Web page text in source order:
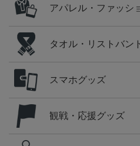
アパレル・ファッシ
タオル・リストバン
スマホグッズ
観戦・応援グッズ